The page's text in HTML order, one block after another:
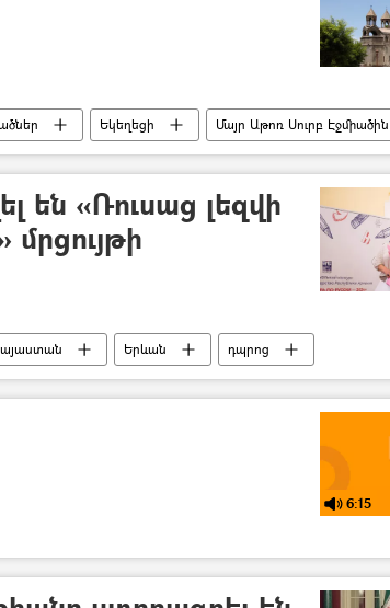
Եկեղեցի
Մայր Աթոռ Սուրբ Էջմիածին
են «Ռուսաց լեզվի
մրցույթի
Երևան
դպրոց
6:15